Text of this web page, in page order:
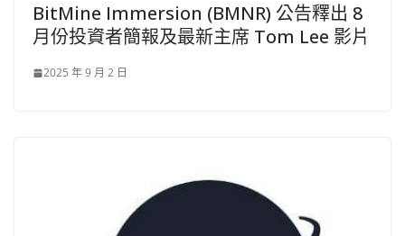
BitMine Immersion (BMNR) 公告釋出 8
月份投資者簡報及最新主席 Tom Lee 影片
2025 年 9 月 2 日